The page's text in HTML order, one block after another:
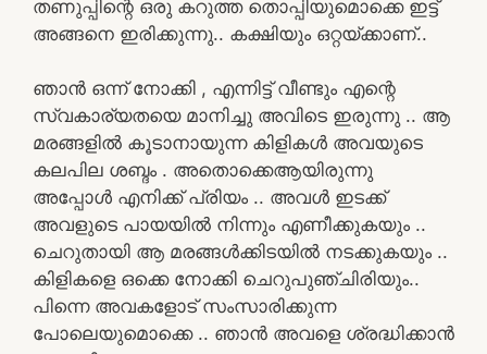
തണുപ്പിന്റെ ഒരു കറുത്ത തൊപ്പിയുമൊക്കെ ഇട്ട്
അങ്ങനെ ഇരിക്കുന്നു.. കക്ഷിയും ഒറ്റയ്ക്കാണ്..
ഞാൻ ഒന്ന് നോക്കി , എന്നിട്ട് വീണ്ടും എന്റെ
സ്വകാര്യതയെ മാനിച്ചു അവിടെ ഇരുന്നു .. ആ
മരങ്ങളിൽ കൂടാനായുന്ന കിളികൾ അവയുടെ
കലപില ശബ്ദം . അതൊക്കെആയിരുന്നു
അപ്പോൾ എനിക്ക് പ്രിയം .. അവൾ ഇടക്ക്
അവളുടെ പായയിൽ നിന്നും എണീക്കുകയും ..
ചെറുതായി ആ മരങ്ങൾക്കിടയിൽ നടക്കുകയും ..
കിളികളെ ഒക്കെ നോക്കി ചെറുപുഞ്ചിരിയും..
പിന്നെ അവകളോട് സംസാരിക്കുന്ന
പോലെയുമൊക്കെ .. ഞാൻ അവളെ ശ്രദ്ധിക്കാൻ